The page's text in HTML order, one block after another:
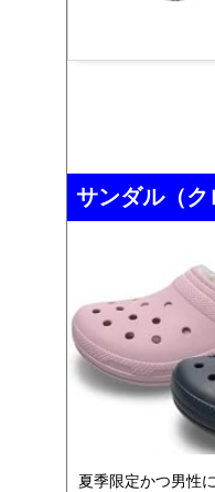
サンダル（ク
夏季限定かつ男性